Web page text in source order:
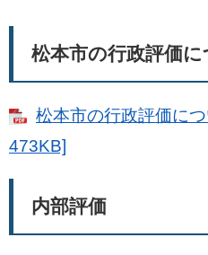
松本市の行政評価に
松本市の行政評価に
473KB]
内部評価